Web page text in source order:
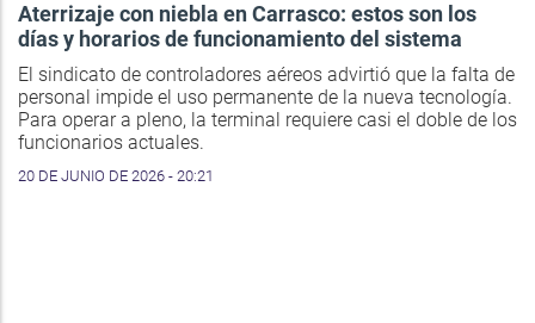
Aterrizaje con niebla en Carrasco: estos son los
días y horarios de funcionamiento del sistema
El sindicato de controladores aéreos advirtió que la falta de
personal impide el uso permanente de la nueva tecnología.
Para operar a pleno, la terminal requiere casi el doble de los
funcionarios actuales.
20 DE JUNIO DE 2026 - 20:21